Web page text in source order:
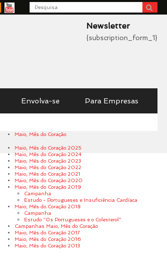
YouTube
Search
Newsletter
{subscription_form_1}
Envolva-se Para Empresas
Maio, Mês do Coração
Maio, Mês do Coração 2025
Maio, Mês do Coração 2024
Maio, Mês do Coração 2023
Maio, Mês do Coração 2022
Maio, Mês do Coração 2021
Maio, Mês do Coração 2020
Maio, Mês do Coração 2019
Campanha
Estudo - Portugueses e Insuficiência Cardíaca
Maio, Mês do Coração 2018
Campanha
Estudo "Os Portugueses e o Colesterol"
Campanhas Maio, Mês do Coração
Maio, Mês do Coração 2017
Maio, Mês do Coração 2016
Maio, Mês do Coração 2013